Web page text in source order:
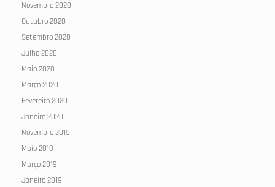
Novembro 2020
Outubro 2020
Setembro 2020
Julho 2020
Maio 2020
Março 2020
Fevereiro 2020
Janeiro 2020
Novembro 2019
Maio 2019
Março 2019
Janeiro 2019